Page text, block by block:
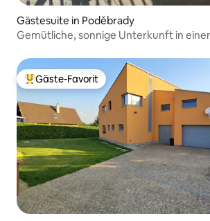
Gästesuite in Poděbrady
Gemütliche, sonnige Unterkunft in
Beliebter Gäste-Favorit.
Gäste-Favorit